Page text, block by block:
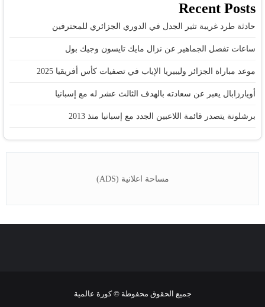
Recent Posts
حادثة طرد غريبة تثير الجدل في الدوري الجزائري للمحترفين
ساعات تفصل الجماهير عن نزال مايك تايسون وجيك بول
موعد مباراة الجزائر وليبيريا الإياب في تصفيات كأس أفريقيا 2025
أويارزابال يعبر عن سعادته بالهدف الثالث عشر له مع إسبانيا
برشلونة يتصدر قائمة اللاعبين الجدد مع إسبانيا منذ 2013
مساحة اعلانية (ADS)
جميع الحقوق محفوظة © كورة عالمية